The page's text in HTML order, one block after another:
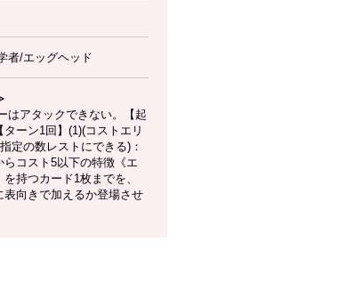
者/エッグヘッド
はアタックできない。【起
ーン1回】(1)(コストエリ
定の数レストにできる)：
らコスト5以下の特徴《エ
持つカード1枚までを、
表向きで加えるか登場させ